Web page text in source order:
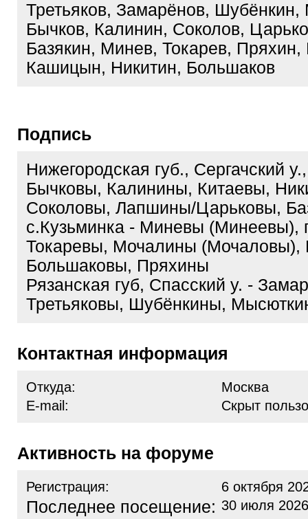
Третьяков, Замарёнов,
Бычков, Калинин, Соколов,
Базякин, Минев, Токарев,
Кашицын, Никитин, Большаков
Подпись
Нижегородская губ., Сергачский
Бычковы, Калинины, Китаевы,
Соколовы, Лапшины/Царьковы,
с.Кузьминка - Миневы (Минеевы),
Токаревы, Мочалины
Большаковы, Пряхины
Рязанская губ, Спасский у. -
Третьяковы, Шубёнкины,
Контактная информация
Откуда:
Москва
E-mail:
Скрыт
Активность на форуме
Регистрация: 6 октября
Последнее посещение: 30 июля